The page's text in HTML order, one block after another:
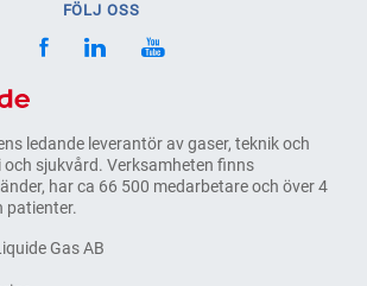
ledande leverantör av gaser, teknik och
sjukvård. Verksamheten finns
har ca 66 500 medarbetare och över 4
patienter.
Gas AB
FÖLJ OSS